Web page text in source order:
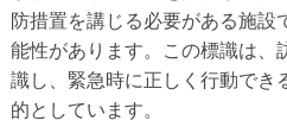
防措置を講じる必要がある施設
能性があります。この標識は、
識し、緊急時に正しく行動でき
的としています。